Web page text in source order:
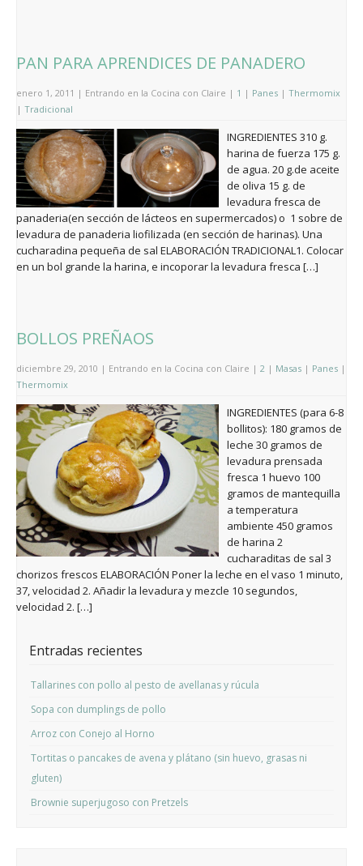
PAN PARA APRENDICES DE PANADERO
enero 1, 2011 | Entrando en la Cocina con Claire | 1 | Panes | Thermomix
| Tradicional
INGREDIENTES 310 g.
harina de fuerza 175 g.
de agua. 20 g.de aceite
de oliva 15 g. de
levadura fresca de
panaderia(en sección de lácteos en supermercados) o 1 sobre de
levadura de panaderia liofilizada (en sección de harinas). Una
cucharadina pequeña de sal ELABORACIÓN TRADICIONAL1. Colocar
en un bol grande la harina, e incoporar la levadura fresca […]
BOLLOS PREÑAOS
diciembre 29, 2010 | Entrando en la Cocina con Claire | 2 | Masas | Panes |
Thermomix
INGREDIENTES (para 6-8
bollitos): 180 gramos de
leche 30 gramos de
levadura prensada
fresca 1 huevo 100
gramos de mantequilla
a temperatura
ambiente 450 gramos
de harina 2
cucharaditas de sal 3
chorizos frescos ELABORACIÓN Poner la leche en el vaso 1 minuto,
37, velocidad 2. Añadir la levadura y mezcle 10 segundos,
velocidad 2. […]
Entradas recientes
Tallarines con pollo al pesto de avellanas y rúcula
Sopa con dumplings de pollo
Arroz con Conejo al Horno
Tortitas o pancakes de avena y plátano (sin huevo, grasas ni
gluten)
Brownie superjugoso con Pretzels